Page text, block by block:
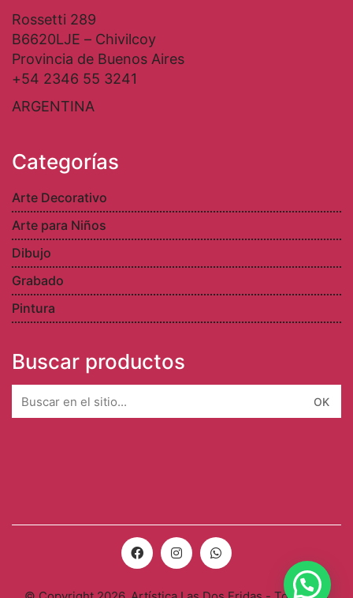
Rossetti 289
B6620LJE – Chivilcoy
Provincia de Buenos Aires
+54 2346 55 3241
ARGENTINA
Categorías
Arte Decorativo
Arte para Niños
Dibujo
Grabado
Pintura
Buscar productos
for: